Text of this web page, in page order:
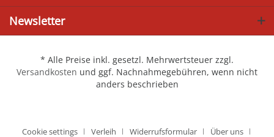
Newsletter
* Alle Preise inkl. gesetzl. Mehrwertsteuer zzgl.
Versandkosten und ggf. Nachnahmegebühren, wenn nicht
anders beschrieben
Cookie settings Verleih Widerrufsformular Über uns